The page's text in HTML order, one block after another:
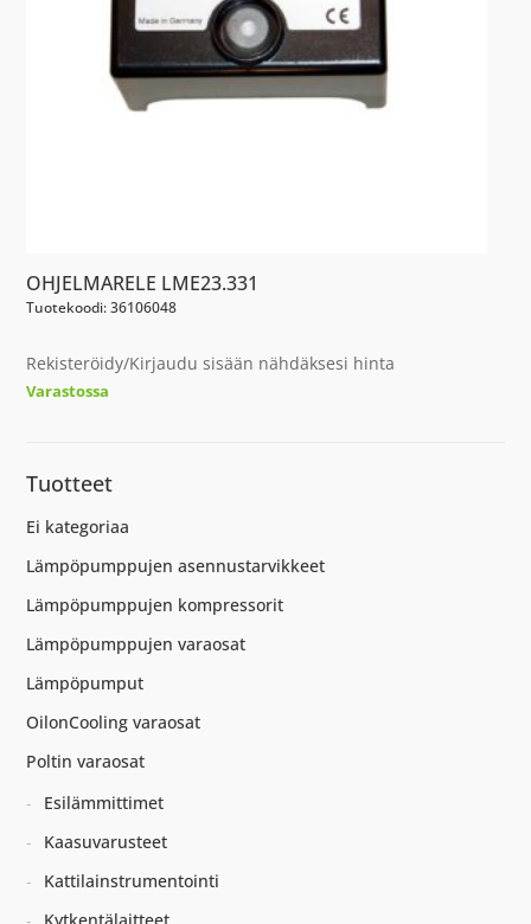
OHJELMARELE LME23.331
Tuotekoodi: 36106048
Rekisteröidy/Kirjaudu sisään nähdäksesi hinta
Varastossa
Tuotteet
Ei kategoriaa
Lämpöpumppujen asennustarvikkeet
Lämpöpumppujen kompressorit
Lämpöpumppujen varaosat
Lämpöpumput
OilonCooling varaosat
Poltin varaosat
Esilämmittimet
Kaasuvarusteet
Kattilainstrumentointi